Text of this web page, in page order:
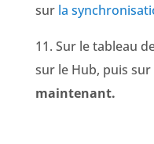
sur la
11. Sur le tableau
sur le Hub, puis sur
maintenant.